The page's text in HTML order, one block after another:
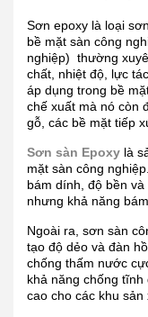
Sơn epoxy là loại
bề mặt sàn công
nghiệp) thường
chất, nhiệt độ, lực
áp dụng trong bề
chế xuất mà nó còn
gỗ, các bề mặt tiếp
Sơn sàn Epoxy là
mặt sàn công
bám dính, độ bền
nhưng khả năng
Ngoài ra, sơn sàn
tạo độ dẻo và đàn
chống thấm nước
khả năng chống
cao cho các khu sản